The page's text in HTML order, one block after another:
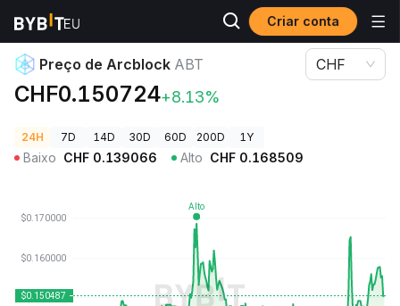
Criar conta
Preços de Criptomoedas Preço de Arcblock ABT
Preço de Arcblock ABT
CHF0.150724+8.13%
CHF
24H 7D 14D 30D 60D 200D 1Y
Baixo CHF 0.139066 Alto CHF 0.168509